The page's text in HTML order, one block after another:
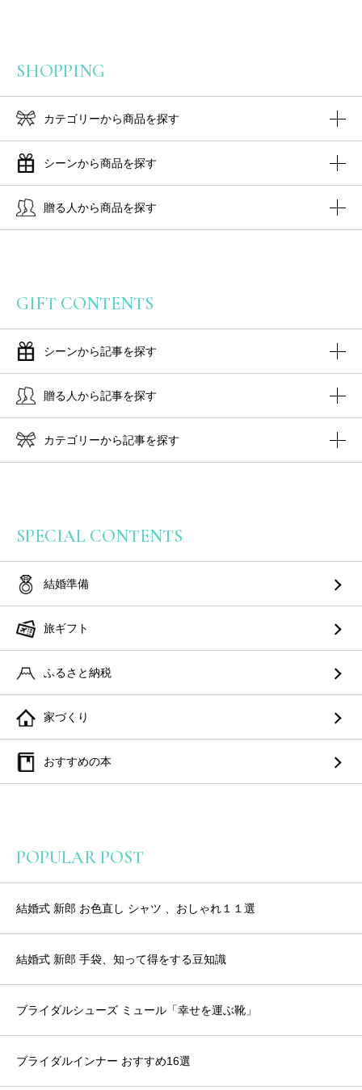
SHOPPING
カテゴリーから商品を探す
シーンから商品を探す
贈る人から商品を探す
GIFT CONTENTS
シーンから記事を探す
贈る人から記事を探す
カテゴリーから記事を探す
SPECIAL CONTENTS
結婚準備
旅ギフト
ふるさと納税
家づくり
おすすめの本
POPULAR POST
結婚式 新郎 お色直し シャツ 、おしゃれ１１選
結婚式 新郎 手袋、知って得をする豆知識
ブライダルシューズ ミュール「幸せを運ぶ靴」
ブライダルインナー おすすめ16選